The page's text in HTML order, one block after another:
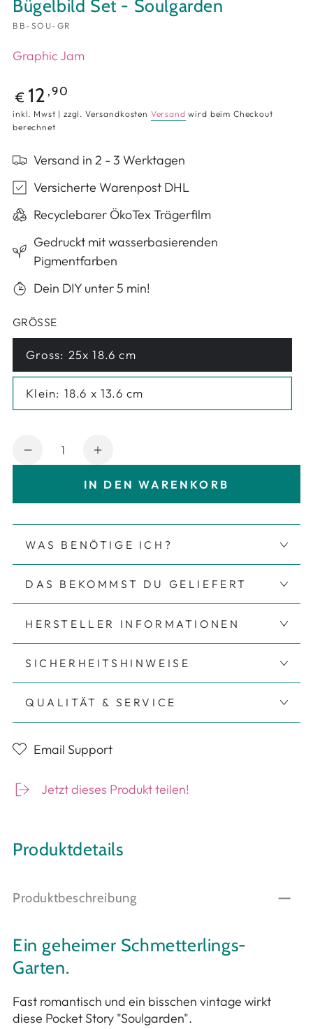
Bügelbild Set - Soulgarden
BB-SOU-GR
Graphic Jam
Regulärer Preis
€ 12 ,90
inkl. Mwst | zzgl. Versandkosten Versand wird beim Checkout
berechnet
Versand in 2 - 3 Werktagen
Versicherte Warenpost DHL
Recyclebarer ÖkoTex Trägerfilm
Gedruckt mit wasserbasierenden
Pigmentfarben
Dein DIY unter 5 min!
GRÖSSE
Gross: 25x 18.6 cm
Variante ausverkauft oder nicht verfügbar
Klein: 18.6 x 13.6 cm
Variante ausverkauft oder nicht verfügbar
Verringere die Menge für Bügelbild Set -
Erhöhe die Menge für
IN DEN WARENKORB
WAS BENÖTIGE ICH?
DAS BEKOMMST DU GELIEFERT
HERSTELLER INFORMATIONEN
SICHERHEITSHINWEISE
QUALITÄT & SERVICE
Email Support
Jetzt dieses Produkt teilen!
Produktdetails
Produktbeschreibung
Ein geheimer Schmetterlings-
Garten.
Fast romantisch und ein bisschen vintage wirkt
diese Pocket Story "Soulgarden".